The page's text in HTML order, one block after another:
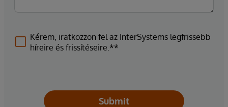
Kérem, iratkozzon fel az InterSystems legfrissebb
híreire és frissítéseire.**
Submit